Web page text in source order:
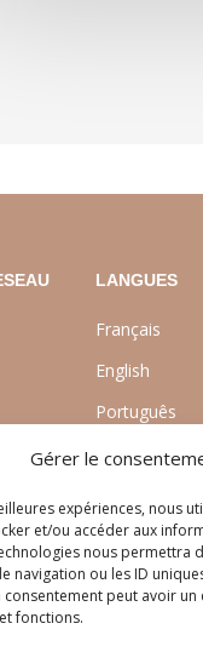
Gérer le
expériences, nous
et/ou accéder aux
nous permettra
navigation ou les ID
peut avoir
fonctions.
LANGUES
Français
English
Português